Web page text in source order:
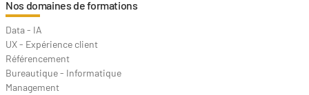
Financement
Télécharger le catalogue
Notre équipe
Modalités d'inscription
Nos webinaires